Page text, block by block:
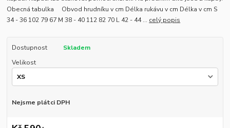
Obecná tabulka Obvod hrudníku v cm Délka rukávu v cm Délka v cm S
34 - 36 102 79 67 M 38 - 40 112 82 70 L 42 - 44 ... celý popis
Dostupnost
Skladem
Velikost
Nejsme plátci DPH